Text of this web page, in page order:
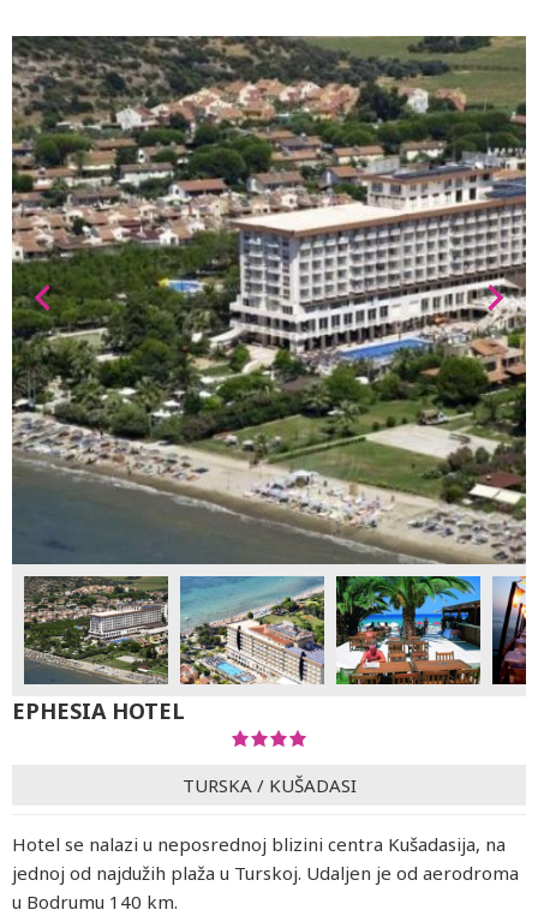
EPHESIA HOTEL
TURSKA / KUŠADASI
Hotel se nalazi u neposrednoj blizini centra Kušadasija, na
jednoj od najdužih plaža u Turskoj. Udaljen je od aerodroma
u Bodrumu 140 km.